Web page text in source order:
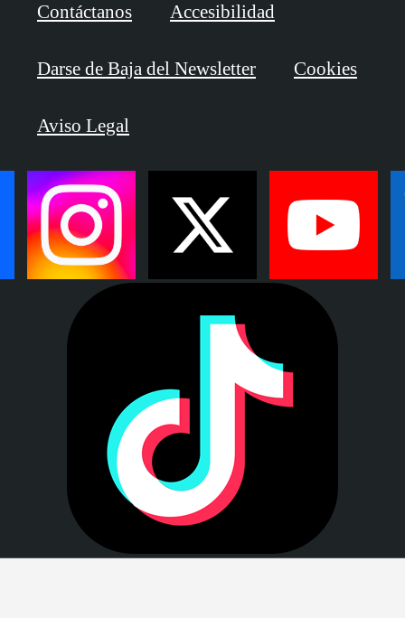
Contáctanos Accesibilidad
Darse de Baja del Newsletter Cookies
Aviso Legal